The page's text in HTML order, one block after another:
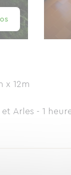
x 12m
Arles - 1